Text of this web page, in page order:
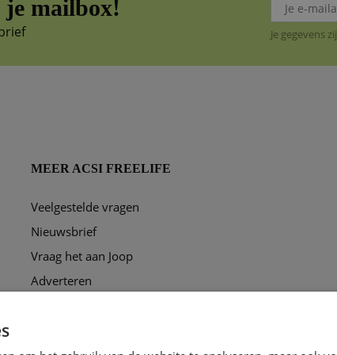
je mailbox!
Je gegevens
MEER ACSI FREELIFE
Veelgestelde vragen
Nieuwsbrief
Vraag het aan Joop
Adverteren